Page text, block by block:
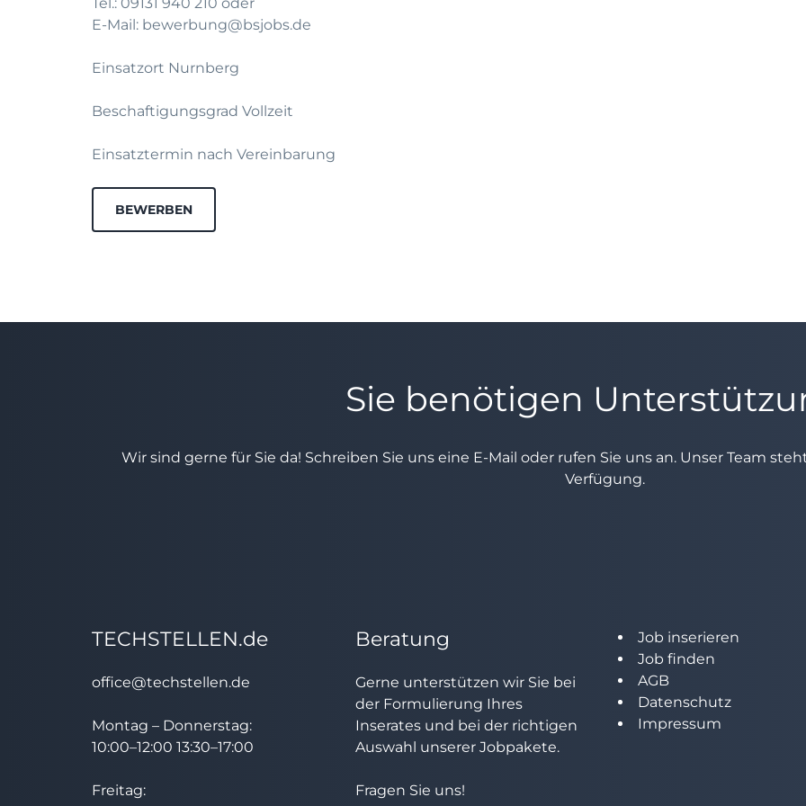
E-Mail: bewerbung@bsjobs.de
Einsatzort Nurnberg
Beschaftigungsgrad Vollzeit
Einsatztermin nach Vereinbarung
BEWERBEN
Sie benötigen
Wir sind gerne für Sie da! Schreiben Sie uns eine E-Mail oder rufen Sie uns an. Unser Team
Verfügung.
TECHSTELLEN.de
office@techstellen.de
Montag – Donnerstag:
10:00–12:00 13:30–17:00
Freitag:
Beratung
Gerne unterstützen wir Sie bei
der Formulierung Ihres
Inserates und bei der richtigen
Auswahl unserer Jobpakete.
Fragen Sie uns!
Job inserieren
Job finden
AGB
Datenschutz
Impressum